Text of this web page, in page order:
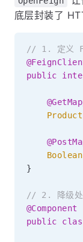
底层封装了
// 1. 定义
public
Product
Boolean
}
// 2. 降级处
@Component
public